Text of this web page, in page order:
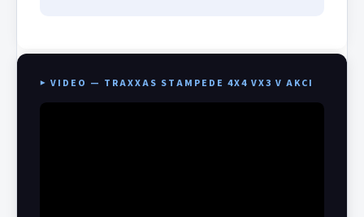
▶ VIDEO — TRAXXAS STAMPEDE 4X4 VX3 V AKCI